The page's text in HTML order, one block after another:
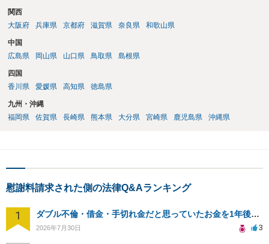
関西
大阪府
兵庫県 京都府 滋賀県 奈良県 和歌山県
中国
広島県
岡山県 山口県 鳥取県 島根県
四国
香川県
愛媛県 高知県 徳島県
九州・沖縄
福岡県
佐賀県 長崎県 熊本県 大分県 宮崎県 鹿児島県 沖縄県
慰謝料請求された側の法律Q&Aランキング
1 ダブル不倫・借金・手切れ金だと思っていたお金を1年後いまさら脅迫罪として通知書が来てまとめて請求
2026年7月30日 3